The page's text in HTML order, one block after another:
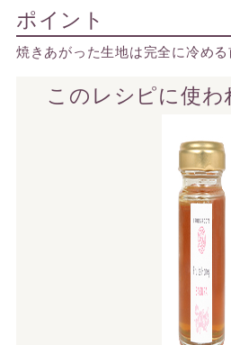
ポイント
焼きあがった生地は完全に冷める
このレシピに使